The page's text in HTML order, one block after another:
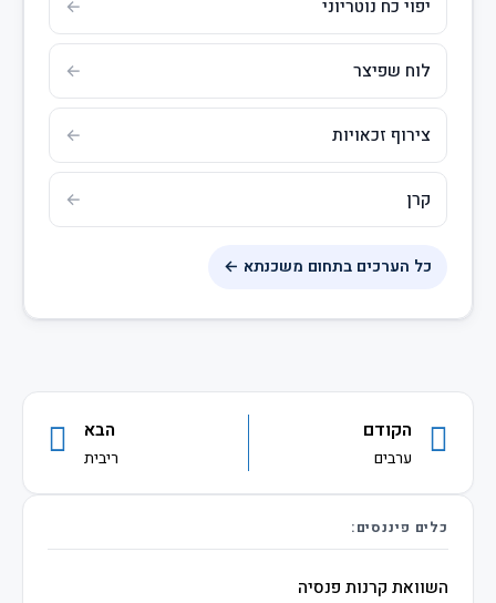
יפוי כח נוטריוני
לוח שפיצר
צירוף זכאויות
קרן
כל הערכים בתחום משכנתא ←
הקודם
ערבים
הבא
ריבית
כלים פיננסים:
השוואת קרנות פנסיה